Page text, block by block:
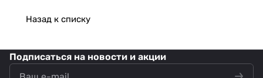
Назад к списку
Подписаться на новости и акции